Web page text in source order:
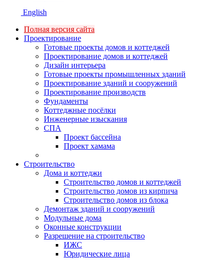
English
Полная версия сайта
Проектирование
Готовые проекты домов и коттеджей
Проектирование домов и коттеджей
Дизайн интерьера
Готовые проекты промышленных зданий
Проектирование зданий и сооружений
Проектирование производств
Фундаменты
Коттеджные посёлки
Инженерные изыскания
СПА
Проект бассейна
Проект хамама
Строительство
Дома и коттеджи
Строительство домов и коттеджей
Строительство домов из кирпича
Строительство домов из блока
Демонтаж зданий и сооружений
Модульные дома
Оконные конструкции
Разрешение на строительство
ИЖС
Юридические лица